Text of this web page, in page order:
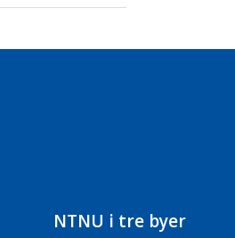
NTNU i tre byer